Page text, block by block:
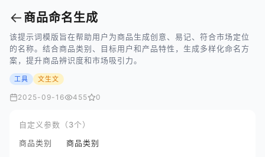
← 商品命名生成
该提示词模版旨在帮助用户为商品生成创意、易记、符合市场定位
的名称。结合商品类别、目标用户和产品特性，生成多样化命名方
案，提升商品辨识度和市场吸引力。
工具 文生文
2025-09-16 455 0
自定义参数（3个）
商品类别
商品类别